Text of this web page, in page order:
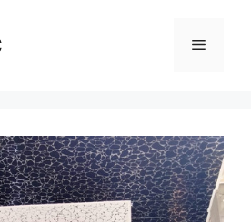
Menu